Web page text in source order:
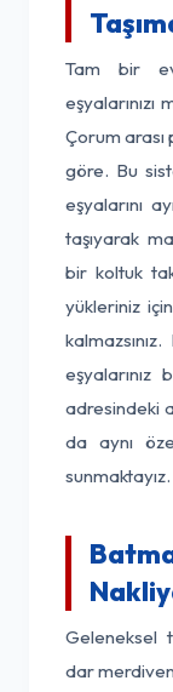
Tam bir
Çorum arası
göre. Bu
eşyalarını
taşıyarak
bir koltuk
yükleriniz
eşyalarınız
adresindeki
da aynı
sunmaktayız.
Geleneksel
dar